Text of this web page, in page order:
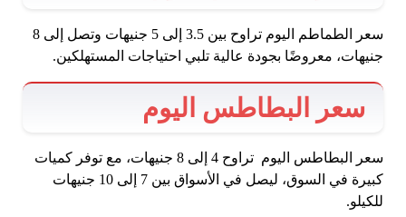
سعر الطماطم اليوم تراوح بين 3.5 إلى 5 جنيهات وتصل إلى 8
جنيهات، معروضًا بجودة عالية تلبي احتياجات المستهلكين.
سعر البطاطس اليوم
سعر البطاطس اليوم تراوح 4 إلى 8 جنيهات، مع توفر كميات
كبيرة في السوق، ليصل في الأسواق بين 7 إلى 10 جنيهات
للكيلو.